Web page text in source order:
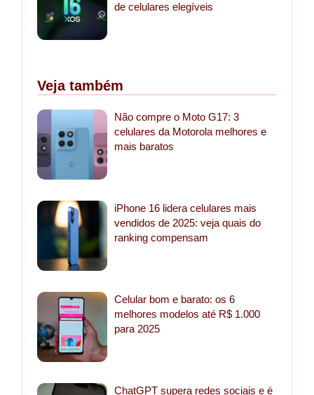
de celulares elegíveis
Veja também
Não compre o Moto G17: 3
celulares da Motorola melhores e
mais baratos
iPhone 16 lidera celulares mais
vendidos de 2025: veja quais do
ranking compensam
Celular bom e barato: os 6
melhores modelos até R$ 1.000
para 2025
ChatGPT supera redes sociais e é